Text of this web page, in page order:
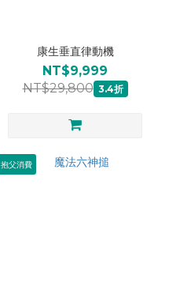
康生垂直律動機
NT$9,999
NT$29,800 3.4折
抱父消費